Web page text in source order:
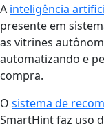
A inteligência
presente em
as vitrines
automatizando e
compra.
O sistema de
SmartHint faz uso